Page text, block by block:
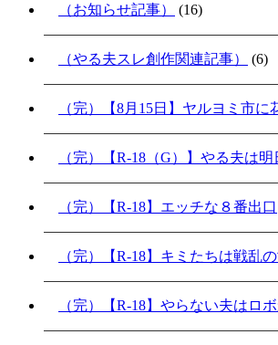
（お知らせ記事） (16)
（やる夫スレ創作関連記事） (6)
（完）【8月15日】ヤルヨミ市
（完）【R-18（G）】やる夫は
（完）【R-18】エッチな８番出口
（完）【R-18】キミたちは戦乱
（完）【R-18】やらない夫はロ